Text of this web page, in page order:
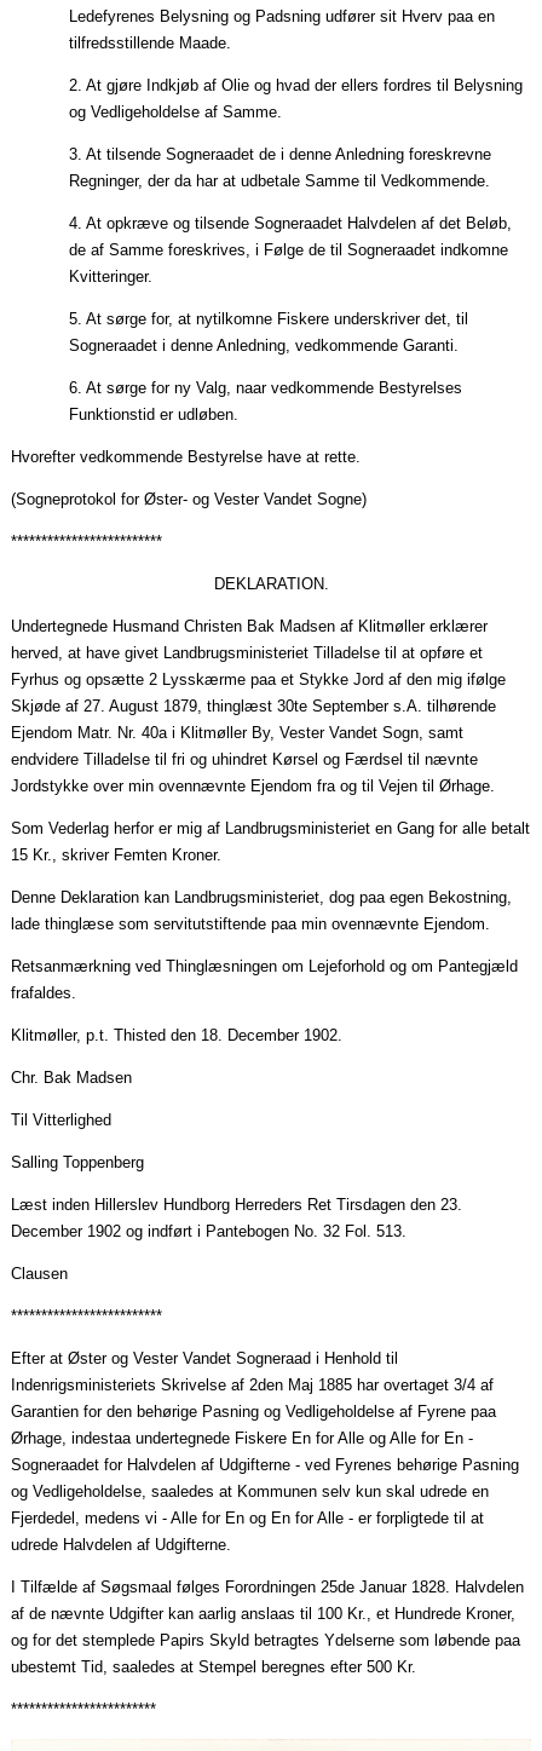
Ledefyrenes Belysning og Padsning udfører sit Hvervpaa en
tilfredsstillende Maade
2. Atgjøre Indkjøb af Olie og hvad der ellers fordres til Belysning
og Vedligeholdelse af Samme.
3. At tilsendeSogneraadet de i denne Anledning foreskrevne
Regninger, der da har at udbetale Samme til Vedkommende.
4. At opkræve og tilsendeSogneraadet Halvdelen af det Beløb,
de af Samme foreskrives, i Følge de tilSogneraadet indkomne
Kvitteringer.
5. At sørge for, at nytilkomne Fiskere underskriver det, til
Sogneraadet i denne Anledning, vedkommende Garanti.
6. At sørge for ny Valg,naarvedkommende Bestyrelses
Funktionstid er udløben.
Hvorefter vedkommende Bestyrelse have at rette.
(Sogneprotokol for Øster- og Vester Vandet Sogne)
*************************
DEKLARATION.
Undertegnede Husmand Christen Bak Madsen af Klitmøller erklærer
herved, at have givet Landbrugsministeriet Tilladelse til at opføre et
Fyrhus og opsætte 2 Lysskærmepaa et Stykke Jord af den mig ifølge
Skjøde af 27. August 1879, thinglæst 30te Septembers.A . tilhørende
Ejendom Matr. Nr. 40a i Klitmøller By, Vester Vandet Sogn, samt
endvidere Tilladelse til fri og uhindret Kørsel og Færdsel til nævnte
Jordstykke over min ovennævnte Ejendom fra og til Vejen til Ørhage.
Som Vederlag herfor er mig af Landbrugsministeriet en Gang for alle betalt
15 Kr., skriver Femten Kroner.
Denne Deklaration kan Landbrugsministeriet, dogpaa egen Bekostning,
ladethinglæse som servitutstiftendepaa min ovennævnte Ejendom.
Retsanmærkning ved Thinglæsningen om Lejeforhold og om Pantegjæld
frafaldes.
Klitmøller, p.t. Thisted den 18. December1902.
Chr. Bak Madsen
Til Vitterlighed
Salling Toppenberg
Læst inden Hillerslev Hundborg Herreders RetTirsdagen den 23.
December 1902 og indført i Pantebogen No. 32 Fol. 513.
Clausen
*************************
Efter at Øster og Vester VandetSogneraad i Henhold til
Indenrigsministeriets Skrivelse af 2den Maj 1885 har overtaget 3/4 af
Garantien for den behørige Pasning og Vedligeholdelse af Fyrenepaa
Ørhage,indestaa undertegnede Fiskere En for Alle og Alle for En -
Sogneraadet for Halvdelen af Udgifterne - ved Fyrenes behørige Pasning
og Vedligeholdelse,saaledes at Kommunen selv kun skal udrede en
Fjerdedel, medens vi - Alle for En og En for Alle - er forpligtede til at
udrede Halvdelen af Udgifterne.
I Tilfælde afSøgsmaal følges Forordningen 25deJanuar1828. Halvdelen
af de nævnte Udgifter kanaarlig anslaas til 100 Kr., et Hundrede Kroner,
og for det stemplede Papirs Skyld betragtes Ydelserne som løbendepaa
ubestemt Tid,saaledes at Stempel beregnes efter 500 Kr.
************************